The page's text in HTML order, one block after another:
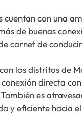
cuentan con una
de buenas
carnet de
los distritos de
directa
es
y eficiente hacia